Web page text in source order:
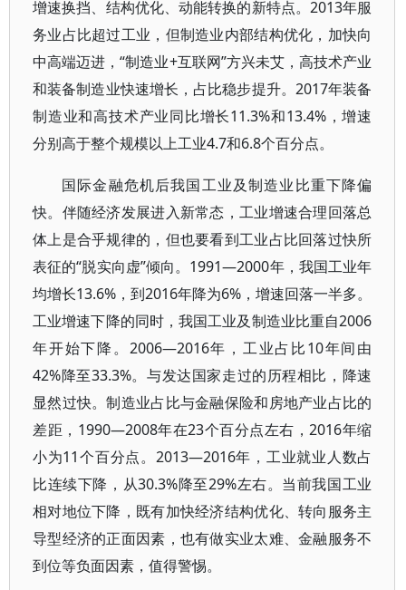
增速换挡、结构优化、动能转换的新特点。2013年服
务业占比超过工业，但制造业内部结构优化，加快向
中高端迈进，“制造业+互联网”方兴未艾，高技术产业
和装备制造业快速增长，占比稳步提升。2017年装备
制造业和高技术产业同比增长11.3%和13.4%，增速
分别高于整个规模以上工业4.7和6.8个百分点。
国际金融危机后我国工业及制造业比重下降偏
快。伴随经济发展进入新常态，工业增速合理回落总
体上是合乎规律的，但也要看到工业占比回落过快所
表征的“脱实向虚”倾向。1991—2000年，我国工业年
均增长13.6%，到2016年降为6%，增速回落一半多。
工业增速下降的同时，我国工业及制造业比重自2006
年开始下降。2006—2016年，工业占比10年间由
42%降至33.3%。与发达国家走过的历程相比，降速
显然过快。制造业占比与金融保险和房地产业占比的
差距，1990—2008年在23个百分点左右，2016年缩
小为11个百分点。2013—2016年，工业就业人数占
比连续下降，从30.3%降至29%左右。当前我国工业
相对地位下降，既有加快经济结构优化、转向服务主
导型经济的正面因素，也有做实业太难、金融服务不
到位等负面因素，值得警惕。